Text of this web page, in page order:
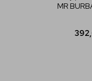
MR